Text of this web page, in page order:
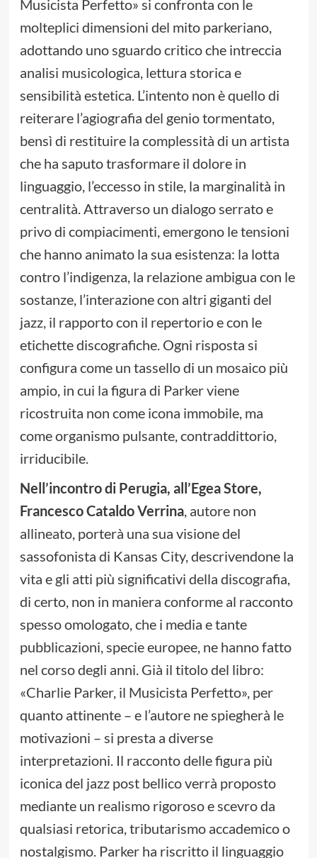
Musicista Perfetto» si confronta con le
molteplici dimensioni del mito parkeriano,
adottando uno sguardo critico che intreccia
analisi musicologica, lettura storica e
sensibilità estetica. L’intento non è quello di
reiterare l’agiografia del genio tormentato,
bensì di restituire la complessità di un artista
che ha saputo trasformare il dolore in
linguaggio, l’eccesso in stile, la marginalità in
centralità. Attraverso un dialogo serrato e
privo di compiacimenti, emergono le tensioni
che hanno animato la sua esistenza: la lotta
contro l’indigenza, la relazione ambigua con le
sostanze, l’interazione con altri giganti del
jazz, il rapporto con il repertorio e con le
etichette discografiche. Ogni risposta si
configura come un tassello di un mosaico più
ampio, in cui la figura di Parker viene
ricostruita non come icona immobile, ma
come organismo pulsante, contraddittorio,
irriducibile.
Nell’incontro di Perugia, all’Egea Store,
Francesco Cataldo Verrina, autore non
allineato, porterà una sua visione del
sassofonista di Kansas City, descrivendone la
vita e gli atti più significativi della discografia,
di certo, non in maniera conforme al racconto
spesso omologato, che i media e tante
pubblicazioni, specie europee, ne hanno fatto
nel corso degli anni. Già il titolo del libro:
«Charlie Parker, il Musicista Perfetto», per
quanto attinente – e l’autore ne spiegherà le
motivazioni – si presta a diverse
interpretazioni. Il racconto delle figura più
iconica del jazz post bellico verrà proposto
mediante un realismo rigoroso e scevro da
qualsiasi retorica, tributarismo accademico o
nostalgismo. Parker ha riscritto il linguaggio